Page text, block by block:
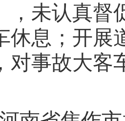
，未认真督
休息；开展
对事故大客